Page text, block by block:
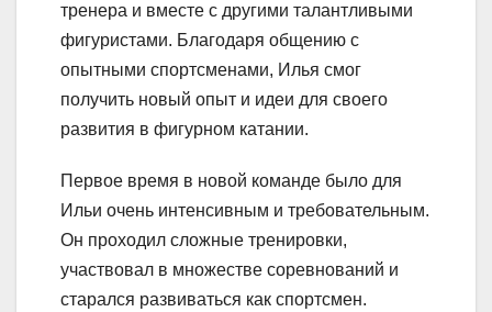
тренера и вместе с другими талантливыми
фигуристами. Благодаря общению с
опытными спортсменами, Илья смог
получить новый опыт и идеи для своего
развития в фигурном катании.
Первое время в новой команде было для
Ильи очень интенсивным и требовательным.
Он проходил сложные тренировки,
участвовал в множестве соревнований и
старался развиваться как спортсмен.